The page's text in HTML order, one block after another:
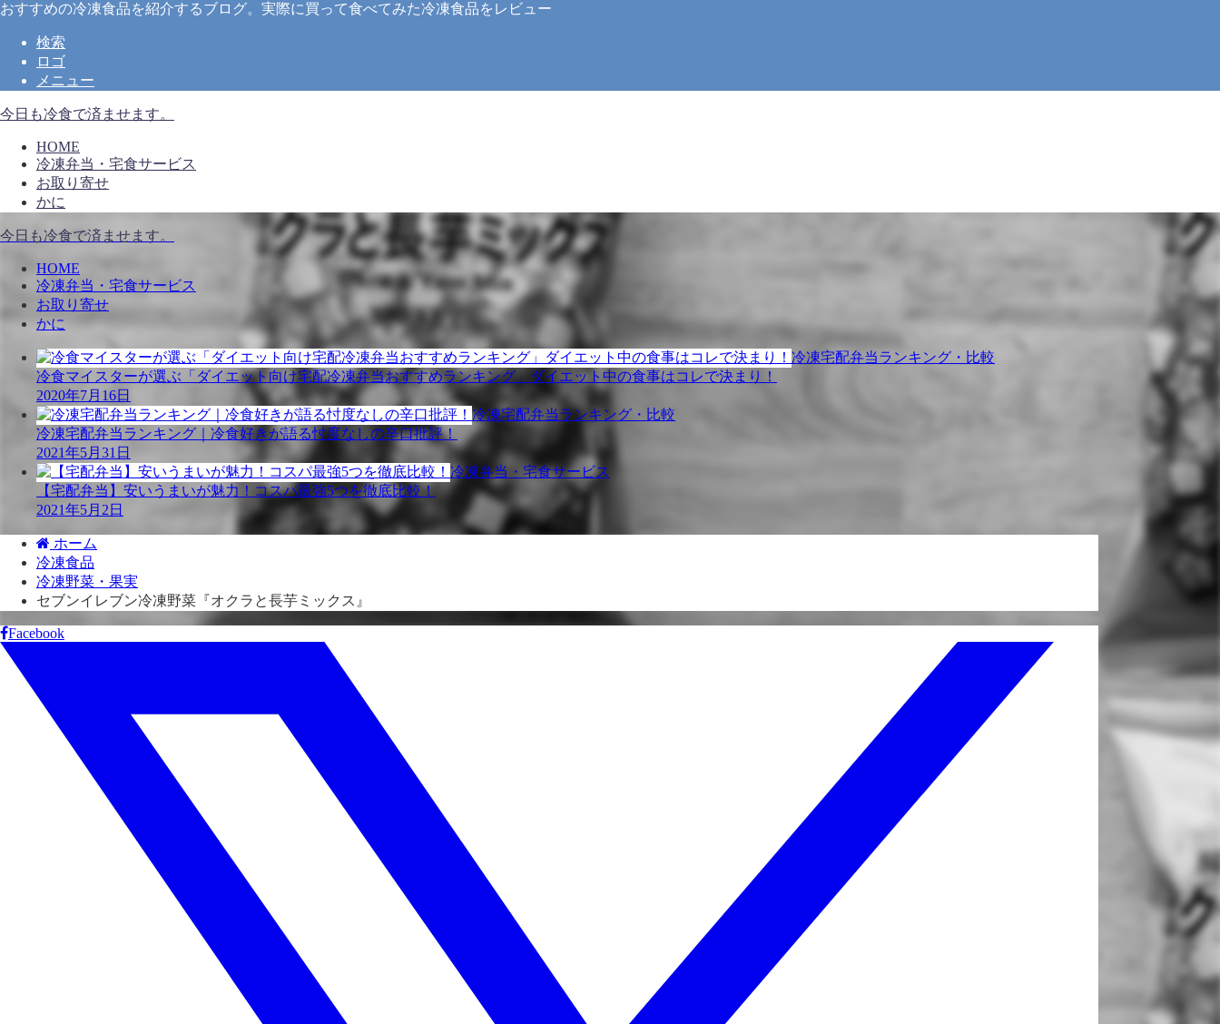
おすすめの冷凍食品を紹介するブログ。実際に買って食べてみた冷凍食品をレビュー
検索
ロゴ
メニュー
今日も冷食で済ませます。
HOME
冷凍弁当・宅食サービス
お取り寄せ
かに
今日も冷食で済ませます。
HOME
冷凍弁当・宅食サービス
お取り寄せ
かに
冷凍宅配弁当ランキング・比較
冷食マイスターが選ぶ「ダイエット向け宅配冷凍弁当おすすめランキング」ダイエット中の食事はコレで決まり！
2020年7月16日
冷凍宅配弁当ランキング・比較
冷凍宅配弁当ランキング｜冷食好きが語る忖度なしの辛口批評！
2021年5月31日
冷凍弁当・宅食サービス
【宅配弁当】安いうまいが魅力！コスパ最強5つを徹底比較！
2021年5月2日
ホーム
冷凍食品
冷凍野菜・果実
セブンイレブン冷凍野菜『オクラと長芋ミックス』
Facebook